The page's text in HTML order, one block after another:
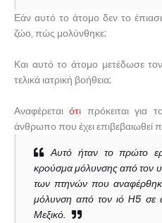
Εάν αυτό το άτομο δεν το
ζώο, πώς μολύνθηκε;
Και αυτό το άτομο μετέδωσε
τελικά ιατρική βοήθεια;
Αναφέρεταιότι πρόκειται
άνθρωπο που έχει επιβεβαιωθεί
Αυτό ήταν το πρώτο
κρούσμα μόλυνσης από τον
των πτηνών που
μόλυνση από τον ιό H5 σε
Μεξικό.